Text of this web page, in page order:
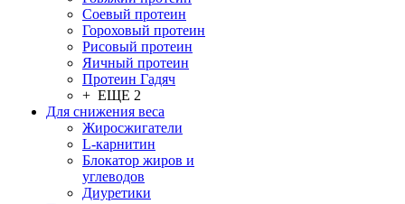
Соевый протеин
Гороховый протеин
Рисовый протеин
Яичный протеин
Протеин Гадяч
+ ЕЩЕ 2
Для снижения веса
Жиросжигатели
L-карнитин
Блокатор жиров и
углеводов
Диуретики